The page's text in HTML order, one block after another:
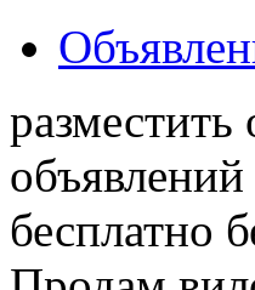
бесплатно